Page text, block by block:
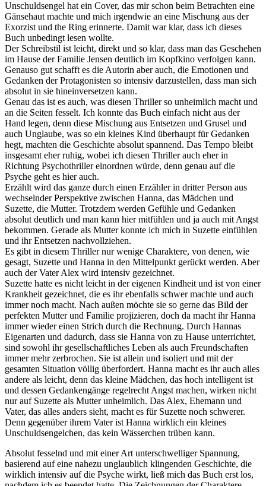
Unschuldsengel hat ein Cover, das mir schon beim Betrachten eine
Gänsehaut machte und mich irgendwie an eine Mischung aus der
Exorzist und the Ring erinnerte. Damit war klar, dass ich dieses
Buch unbedingt lesen wollte.
Der Schreibstil ist leicht, direkt und so klar, dass man das Geschehen
im Hause der Familie Jensen deutlich im Kopfkino verfolgen kann.
Genauso gut schafft es die Autorin aber auch, die Emotionen und
Gedanken der Protagonisten so intensiv darzustellen, dass man sich
absolut in sie hineinversetzen kann.
Genau das ist es auch, was diesen Thriller so unheimlich macht und
an die Seiten fesselt. Ich konnte das Buch einfach nicht aus der
Hand legen, denn diese Mischung aus Entsetzen und Grusel und
auch Unglaube, was so ein kleines Kind überhaupt für Gedanken
hegt, machten die Geschichte absolut spannend. Das Tempo bleibt
insgesamt eher ruhig, wobei ich diesen Thriller auch eher in
Richtung Psychothriller einordnen würde, denn genau auf die
Psyche geht es hier auch.
Erzählt wird das ganze durch einen Erzähler in dritter Person aus
wechselnder Perspektive zwischen Hanna, das Mädchen und
Suzette, die Mutter. Trotzdem werden Gefühle und Gedanken
absolut deutlich und man kann hier mitfühlen und ja auch mit Angst
bekommen. Gerade als Mutter konnte ich mich in Suzette einfühlen
und ihr Entsetzen nachvollziehen.
Es gibt in diesem Thriller nur wenige Charaktere, von denen, wie
gesagt, Suzette und Hanna in den Mittelpunkt gerückt werden. Aber
auch der Vater Alex wird intensiv gezeichnet.
Suzette hatte es nicht leicht in der eigenen Kindheit und ist von einer
Krankheit gezeichnet, die es ihr ebenfalls schwer machte und auch
immer noch macht. Nach außen möchte sie so gerne das Bild der
perfekten Mutter und Familie projizieren, doch da macht ihr Hanna
immer wieder einen Strich durch die Rechnung. Durch Hannas
Eigenarten und dadurch, dass sie Hanna von zu Hause unterrichtet,
sind sowohl ihr gesellschaftliches Leben als auch Freundschaften
immer mehr zerbrochen. Sie ist allein und isoliert und mit der
gesamten Situation völlig überfordert. Hanna macht es ihr auch alles
andere als leicht, denn das kleine Mädchen, das hoch intelligent ist
und dessen Gedankengänge regelrecht Angst machen, wirken nicht
nur auf Suzette als Mutter unheimlich. Das Alex, Ehemann und
Vater, das alles anders sieht, macht es für Suzette noch schwerer.
Denn gegenüber ihrem Vater ist Hanna wirklich ein kleines
Unschuldsengelchen, das kein Wässerchen trüben kann.
Absolut fesselnd und mit einer Art unterschwelliger Spannung,
basierend auf eine nahezu unglaublich klingenden Geschichte, die
wirklich intensiv auf die Psyche wirkt, ließ mich das Buch erst los,